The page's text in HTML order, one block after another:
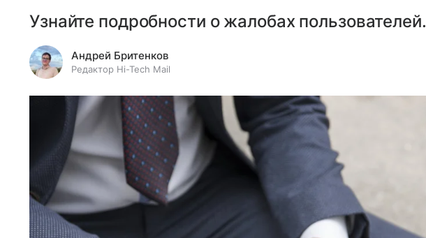
Узнайте подробности о жалобах пользователей.
Андрей Бритенков
Редактор Hi-Tech Mail